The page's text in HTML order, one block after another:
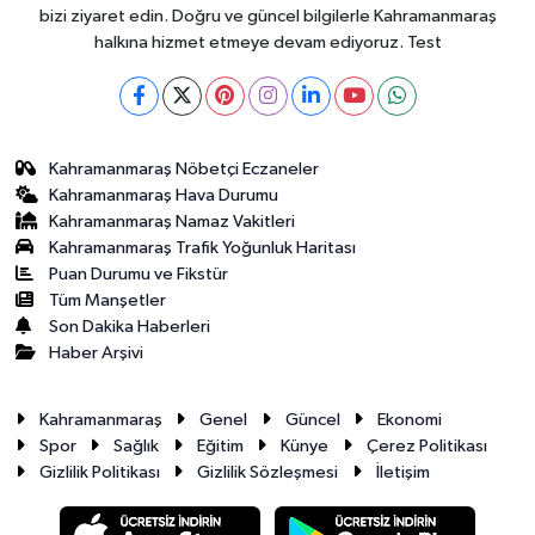
bizi ziyaret edin. Doğru ve güncel bilgilerle Kahramanmaraş
halkına hizmet etmeye devam ediyoruz. Test
Kahramanmaraş Nöbetçi Eczaneler
Kahramanmaraş Hava Durumu
Kahramanmaraş Namaz Vakitleri
Kahramanmaraş Trafik Yoğunluk Haritası
Puan Durumu ve Fikstür
Tüm Manşetler
Son Dakika Haberleri
Haber Arşivi
Kahramanmaraş Genel Güncel
Ekonomi
Spor
Sağlık Eğitim Künye
Çerez Politikası
Gizlilik Politikası
Gizlilik Sözleşmesi İletişim